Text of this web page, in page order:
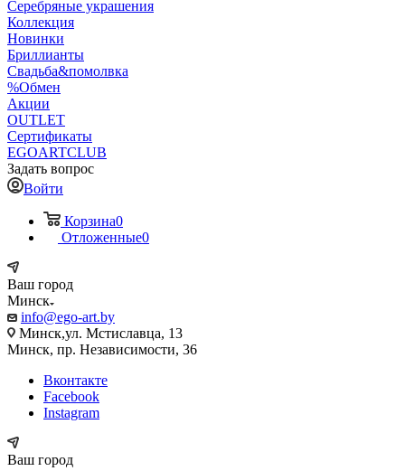
Серебряные украшения
Коллекция
Новинки
Бриллианты
Свадьба&помолвка
%Обмен
Акции
OUTLET
Сертификаты
EGOARTCLUB
Задать вопрос
Войти
Корзина0
Отложенные0
Ваш город
Минск
info@ego-art.by
Минск,ул. Мстиславца, 13
Минск, пр. Независимости, 36
Вконтакте
Facebook
Instagram
Ваш город